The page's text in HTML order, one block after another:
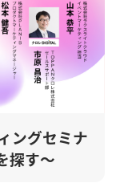
ングセミナ
探す～